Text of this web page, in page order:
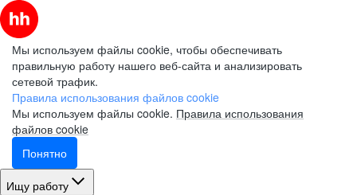
Мы используем файлы cookie, чтобы обеспечивать
правильную работу нашего веб-сайта и анализировать
сетевой трафик.
Правила использования файлов cookie
Мы используем файлы cookie. Правила использования
файлов cookie
Понятно
Ищу работу